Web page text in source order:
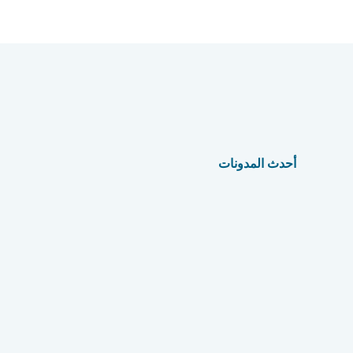
أحدث المدونات